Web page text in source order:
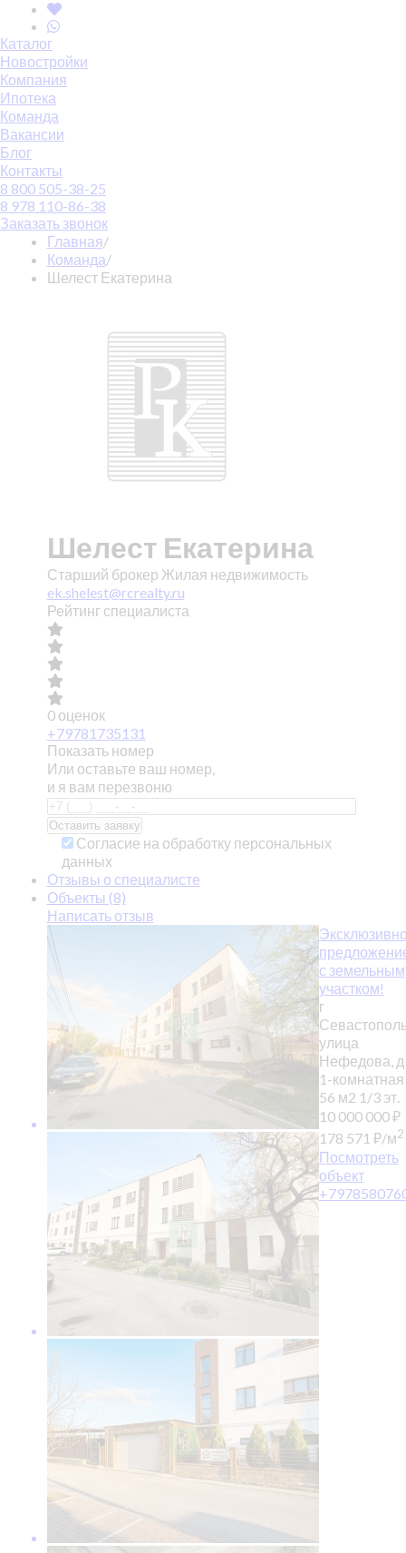
Каталог
Новостройки
Компания
Ипотека
Команда
Вакансии
Блог
Контакты
8 800 505-38-25
8 978 110-86-38
Заказать звонок
Главная/
Команда/
Шелест Екатерина
Шелест Екатерина
Старший брокер Жилая недвижимость
ek.shelest@rcrealty.ru
Рейтинг специалиста
0 оценок
+79781735131
Показать номер
Или оставьте ваш номер,
и я вам перезвоню
Согласие на обработку персональных
данных
Отзывы о специалисте
Объекты (8)
Написать отзыв
с земельным
участком!
г
улица
Нефедова, д
1-комнатная
56 м2 1/3 эт.
10 000 000₽
178 571 ₽/м2
Посмотреть
объект